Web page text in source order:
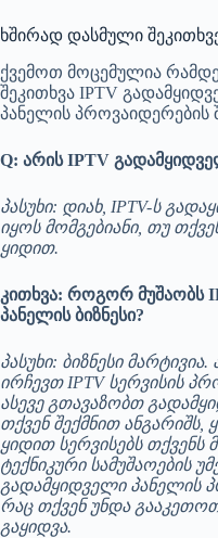
ხშირად დასმული
ქვემოთ მოცემულია
შეკითხვა IPTV
პანელის პროვაიდერების
Q: არის IPTV
პასუხი: დიახ, IPTV-ს
იყოს მომგებიანი, თუ
ყიდით.
კითხვა: როგორ მუშაობს
პანელის ბიზნესი?
პასუხი: ბიზნესი
ირჩევთ IPTV სერვისის
ასევე გთავაზობთ
თქვენ შექმნით
ყიდით სერვისებს თქვენს
ტექნიკური სამუშაოების
გადამყიდველი პანელის
რაც თქვენ უნდა
გაყიდვა.